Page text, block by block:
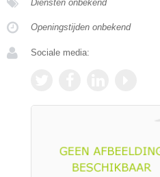
Diensten onbekend
Openingstijden onbekend
Sociale media: